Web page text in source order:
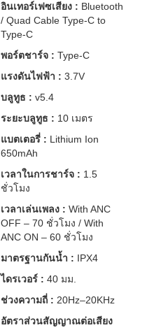
อินเทอร์เฟซเสียง : Bluetooth
/ Quad Cable Type-C to
Type-C
พอร์ตชาร์จ : Type-C
แรงดันไฟฟ้า : 3.7V
บลูทูธ : v5.4
ระยะบลูทูธ : 10 เมตร
แบตเตอรี่ : Lithium Ion
650mAh
เวลาในการชาร์จ : 1.5
ชั่วโมง
เวลาเล่นเพลง : With ANC
OFF – 70 ชั่วโมง / With
ANC ON – 60 ชั่วโมง
มาตรฐานกันน้ำ : IPX4
ไดรเวอร์ : 40 มม.
ช่วงความถี่ : 20Hz–20KHz
อัตราส่วนสัญญาณต่อเสียง